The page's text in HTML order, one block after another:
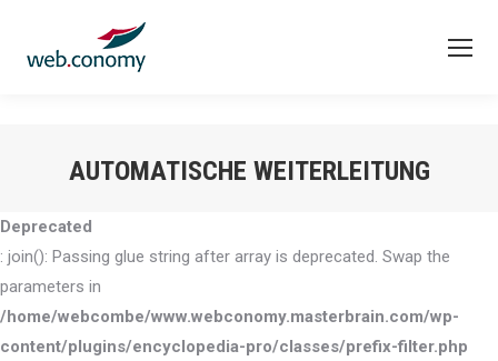
Deprecated
: join(): Passing glue string after array is deprecated. Swap the
parameters in
/home/webcombe/www.webconomy.masterbrain.com/wp-
content/plugins/encyclopedia-pro/classes/prefix-filter.php
AUTOMATISCHE WEITERLEITUNG